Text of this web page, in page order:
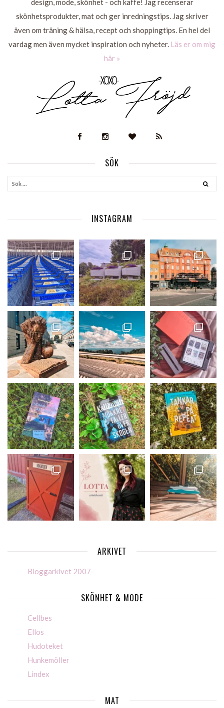
design, mode, skönhet - och kaffe! Jag recenserar
skönhetsprodukter, mat och ger inredningstips. Jag skriver
även om träning & hälsa, recept och shoppingtips. En hel del
vardag men även mycket inspiration och nyheter. Läs er om mig
här »
SÖK
INSTAGRAM
ARKIVET
Bloggarkivet 2007-
SKÖNHET & MODE
Cellbes
Ellos
Hudoteket
Hunkemöller
Lindex
MAT